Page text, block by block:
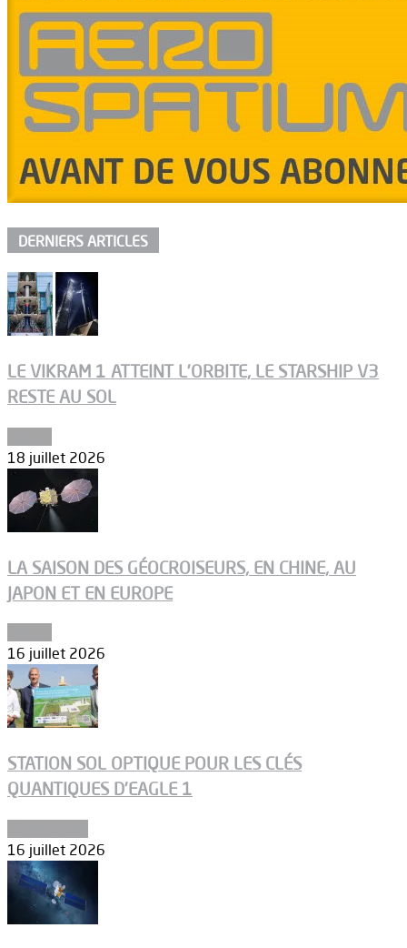
DERNIERS ARTICLES
LE VIKRAM 1 ATTEINT L’ORBITE, LE STARSHIP V3
RESTE AU SOL
18 juillet 2026
LA SAISON DES GÉOCROISEURS, EN CHINE, AU
JAPON ET EN EUROPE
16 juillet 2026
STATION SOL OPTIQUE POUR LES CLÉS
QUANTIQUES D’EAGLE 1
16 juillet 2026